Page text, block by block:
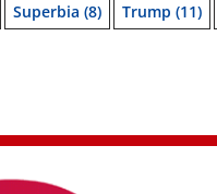
Superbia (8) Trump (11)